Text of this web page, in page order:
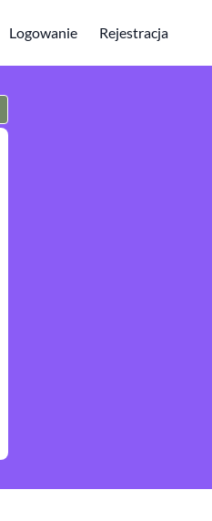
Logowanie Rejestracja